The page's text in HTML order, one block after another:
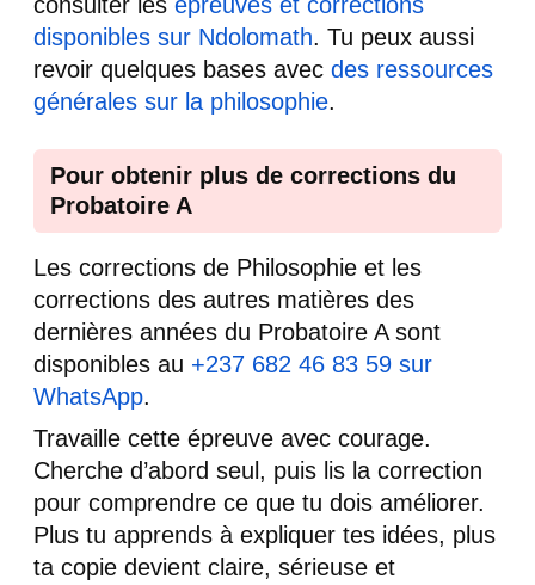
disponibles sur Ndolomath. Tu peux aussi
revoir quelques bases avec des ressources
générales sur la philosophie.
Pour obtenir plus de corrections du
Probatoire A
Les corrections de Philosophie et les
corrections des autres matières des
dernières années du Probatoire A sont
disponibles au +237 682 46 83 59 sur
WhatsApp.
Travaille cette épreuve avec courage.
Cherche d’abord seul, puis lis la correction
pour comprendre ce que tu dois améliorer.
Plus tu apprends à expliquer tes idées, plus
ta copie devient claire, sérieuse et